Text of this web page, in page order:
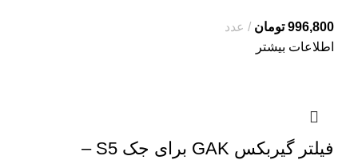
996,800 تومان
عدد
اطلاعات بیشتر
فیلتر گیربکس GAK برای جک S5 –